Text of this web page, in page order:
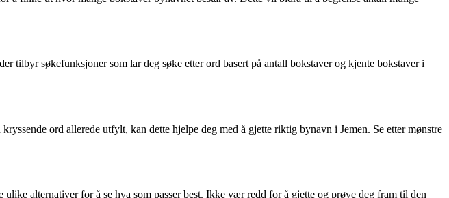
tilbyr søkefunksjoner som lar deg søke etter ord basert på antall bokstaver og kjente bokstaver i
ord allerede utfylt, kan dette hjelpe deg med å gjette riktig bynavn i Jemen. Se etter mønstre
alternativer for å se hva som passer best. Ikke vær redd for å gjette og prøve deg fram til den